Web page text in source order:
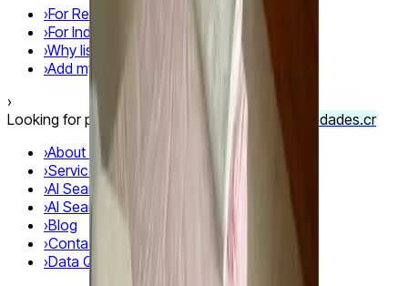
›For Real Estate Agencies
›For Independent Agents
›Why list your property with us?
›Add my website
›
Looking for properties in Costa Rica?
Visit Propiedades.cr
›About Us
›Services
›AI Search
›AI Search Guide
›Blog
›Contact us
›Data Quality